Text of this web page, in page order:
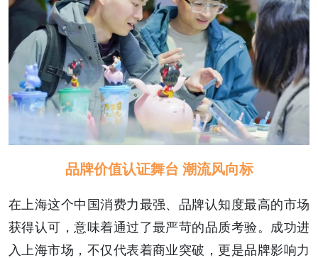
品牌价值认证舞台 潮流风向标
在上海这个中国消费力最强、品牌认知度最高的市场
获得认可，意味着通过了最严苛的品质考验。成功进
入上海市场，不仅代表着商业突破，更是品牌影响力